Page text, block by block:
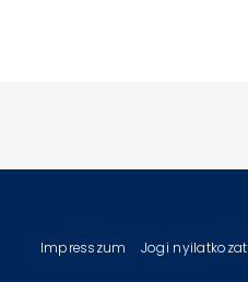
Impresszum Jogi nyilatkozat